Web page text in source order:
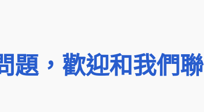
題，歡迎和我們聯